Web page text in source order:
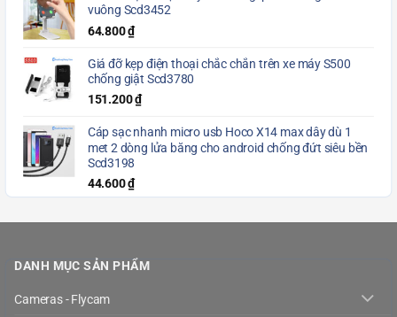
vuông Scd3452
64.800₫
Giá đỡ kẹp điện thoại chắc chắn trên xe máy S500
chống giật Scd3780
151.200₫
Cáp sạc nhanh micro usb Hoco X14 max dây dù 1
met 2 dòng lửa băng cho android chống đứt siêu bền
Scd3198
44.600₫
DANH MỤC SẢN PHẨM
Cameras - Flycam